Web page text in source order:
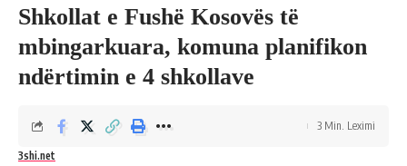
Shkollat e Fushë Kosovës të
mbingarkuara, komuna planifikon
ndërtimin e 4 shkollave
3shi.net
3 Min. Leximi